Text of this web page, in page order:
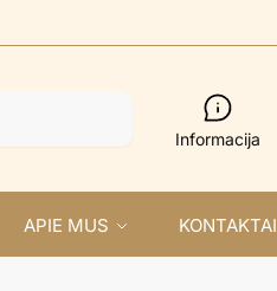
Informacija
APIE MUS KONTAKTAI